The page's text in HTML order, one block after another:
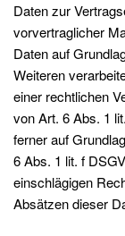
Daten zur
vorvertraglicher
Daten auf
Weiteren
einer rechtlichen
von Art. 6 Abs. 1
ferner auf
6 Abs. 1 lit. f
einschlägigen
Absätzen dieser